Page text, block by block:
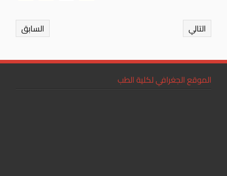
ok
السابق التالي
الموقع الجغرافي لكلية الطب